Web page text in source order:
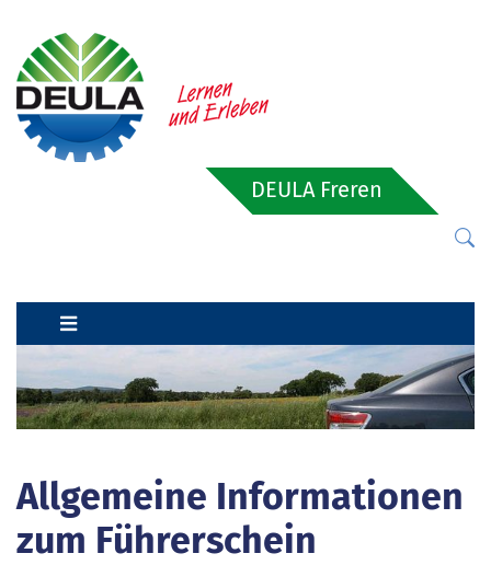
DEULA Freren
Allgemeine Informationen
zum Führerschein